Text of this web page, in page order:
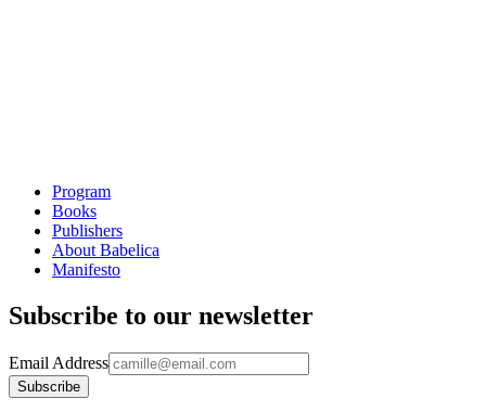
Program
Books
Publishers
About Babelica
Manifesto
Subscribe to our newsletter
Email Address